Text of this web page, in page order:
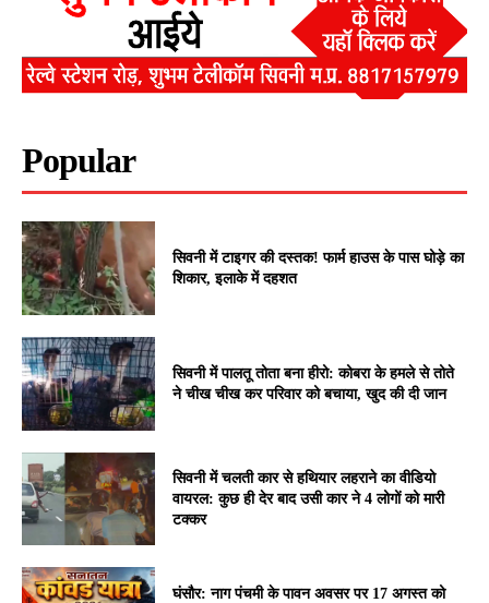
Popular
सिवनी में टाइगर की दस्तक! फार्म हाउस के पास घोड़े का
शिकार, इलाके में दहशत
सिवनी में पालतू तोता बना हीरो: कोबरा के हमले से तोते
ने चीख चीख कर परिवार को बचाया, खुद की दी जान
सिवनी में चलती कार से हथियार लहराने का वीडियो
वायरल: कुछ ही देर बाद उसी कार ने 4 लोगों को मारी
टक्कर
घंसौर: नाग पंचमी के पावन अवसर पर 17 अगस्त को